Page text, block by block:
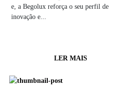
e, a Begolux reforça o seu perfil de
inovação e...
LER MAIS